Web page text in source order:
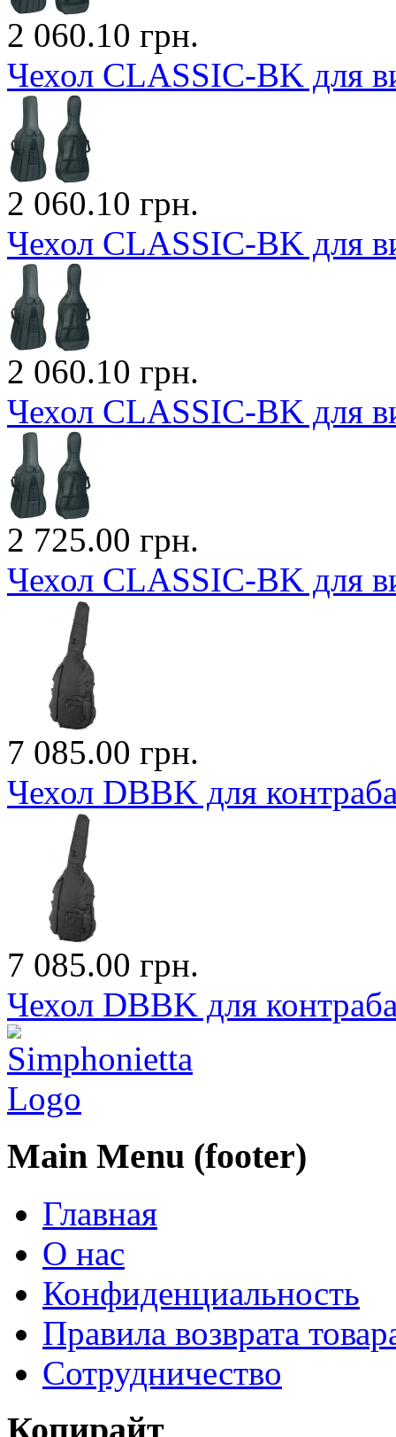
2 060.10 грн.
Чехол CLASSIC-BK для
2 060.10 грн.
Чехол CLASSIC-BK для
2 060.10 грн.
Чехол CLASSIC-BK для
2 725.00 грн.
Чехол CLASSIC-BK для
7 085.00 грн.
Чехол DBBK для
7 085.00 грн.
Чехол DBBK для
Main Menu (footer)
Главная
О нас
Конфиденциальность
Правила возврата
Сотрудничество